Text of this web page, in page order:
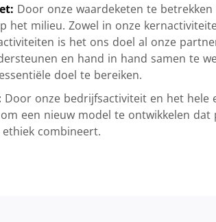
Door onze waardeketen te
het milieu. Zowel in onze
is het ons doel al onze
en hand in hand samen te
doel te bereiken.
Door onze bedrijfsactiviteit en het hele
een nieuw model te ontwikkelen dat
combineert.